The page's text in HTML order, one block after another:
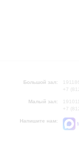
Большой зал:
+7
Малый зал:
+7
Напишите нам: